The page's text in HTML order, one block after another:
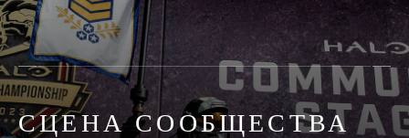
СЦЕНА СООБЩЕСТВА